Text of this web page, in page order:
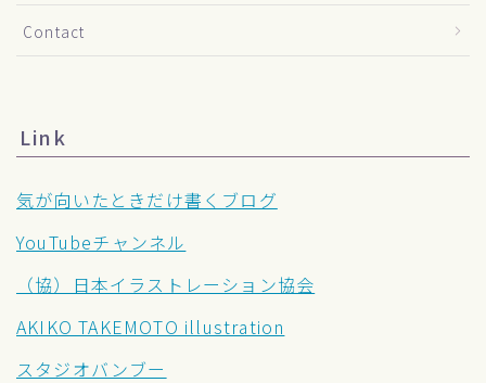
Contact
Link
気が向いたときだけ書くブログ
YouTubeチャンネル
（協）日本イラストレーション協会
AKIKO TAKEMOTO illustration
スタジオバンブー